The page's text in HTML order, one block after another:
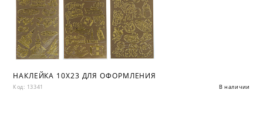
НАКЛЕЙКА 10X23 ДЛЯ ОФОРМЛЕНИЯ
Код: 13341 В наличии